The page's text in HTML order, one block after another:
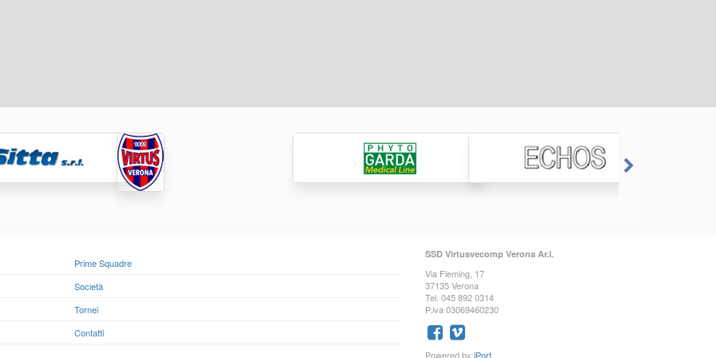
Prime Squadre
Società
Tornei
Contatti
SSD Virtusvecomp Verona Ar.l.
Via Fleming, 17
37135 Verona
Tel. 045 892 0314
P.iva 03069460230
Powered by iPort